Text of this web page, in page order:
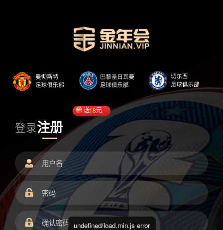
登录注册
送18元
undefined/load.min.js error